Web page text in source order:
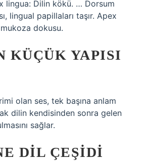
lingua: Dilin kökü. … Dorsum
lingual papillaları taşır. Apex
dokusu.
KÜÇÜK YAPISI
olan ses, tek başına anlam
dilin kendisinden sonra gelen
sağlar.
DIL ÇEŞIDI